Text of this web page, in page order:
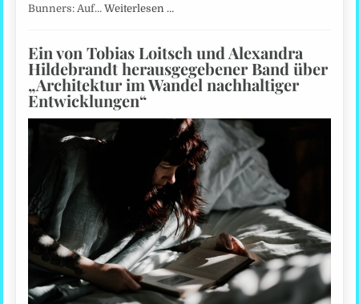
Bunners: Auf…Weiterlesen …
Ein von Tobias Loitsch und Alexandra
Hildebrandt herausgegebener Band über
„Architektur im Wandel nachhaltiger
Entwicklungen“